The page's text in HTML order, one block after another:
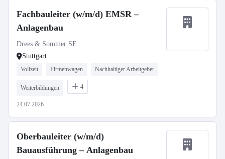
Fachbauleiter (w/m/d) EMSR –
Anlagenbau
Drees & Sommer SE
Stuttgart
Vollzeit Firmenwagen Nachhaltiger Arbeitgeber
Weiterbildungen 4
24.07.2026
Oberbauleiter (w/m/d)
Bauausführung – Anlagenbau